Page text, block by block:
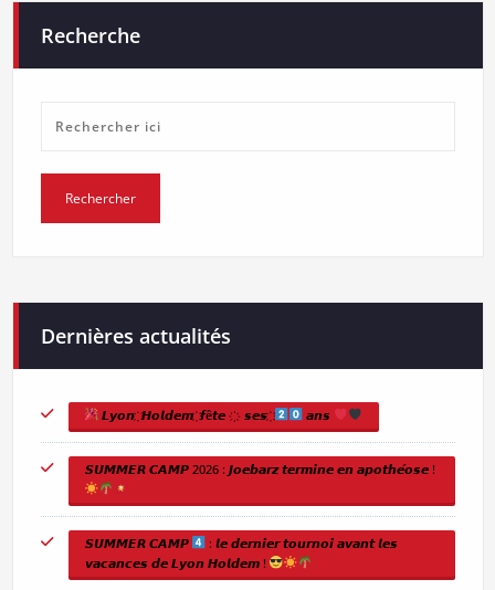
Recherche
Dernières actualités
𝙇𝙮𝙤𝙣 ҉ 𝙃𝙤𝙡𝙙𝙚𝙢 ҉ 𝙛ê𝙩𝙚 ҉ 𝙨𝙚𝙨 ҉ 𝙖𝙣𝙨
𝙎𝙐𝙈𝙈𝙀𝙍 𝘾𝘼𝙈𝙋 2026 : 𝙅𝙤𝙚𝙗𝙖𝙧𝙯 𝙩𝙚𝙧𝙢𝙞𝙣𝙚 𝙚𝙣 𝙖𝙥𝙤𝙩𝙝𝙚́𝙤𝙨𝙚 !
𝙎𝙐𝙈𝙈𝙀𝙍 𝘾𝘼𝙈𝙋
: 𝙡𝙚 𝙙𝙚𝙧𝙣𝙞𝙚𝙧 𝙩𝙤𝙪𝙧𝙣𝙤𝙞 𝙖𝙫𝙖𝙣𝙩 𝙡𝙚𝙨
𝙫𝙖𝙘𝙖𝙣𝙘𝙚𝙨 𝙙𝙚 𝙇𝙮𝙤𝙣 𝙃𝙤𝙡𝙙𝙚𝙢 !